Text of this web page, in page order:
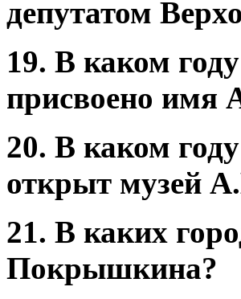
депутатом
19. В каком
присвоено
20. В каком
открыт музей
21. В каких
Покрышкина?